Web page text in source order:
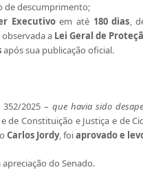
de descumprimento;
Executivoem até 180 dias,
observada a Lei Geral de
após sua publicação oficial.
352/2025 –que havia sido
de Constituição e Justiça e de
Carlos Jordy, foiaprovado e
do Senado.